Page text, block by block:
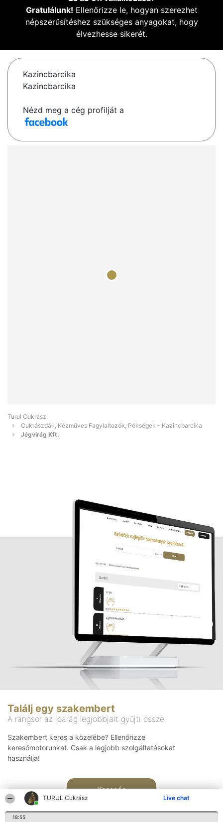
TURUL Cukrász Live chat
18:55
Gratulálunk! Ellenőrizze le, hogyan szerezhet
népszerűsítéshez szükséges anyagokat, hogy
élvezhesse sikerét.
Kazincbarcika
Kazincbarcika
Nézd meg a cég profilját a
Turul Cukrász
Cukrászdák, Kézműves Fagylaltozók, Pékségek - Kazincbarcika
Jégvirág Kft.
Találj egy szakembert
A rangsor az iparág legjobbjait gyűjti össze
Szakembert keres a közelébe? Ellenőrizze
keresőmotorunkat. Csak a legjobb szolgáltatásokat
használja!
Keresés